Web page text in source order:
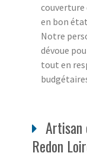
couverture
en bon
Notre
dévoue
tout en
Artisan
Redon